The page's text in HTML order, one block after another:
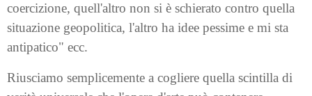
coercizione, quell'altro non si è schierato contro quella
situazione geopolitica, l'altro ha idee pessime e mi sta
antipatico" ecc.
Riusciamo semplicemente a cogliere quella scintilla di